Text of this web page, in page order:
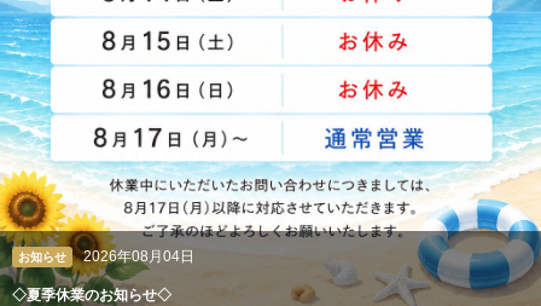
お知らせ 2026年08月04日
◇夏季休業のお知らせ◇